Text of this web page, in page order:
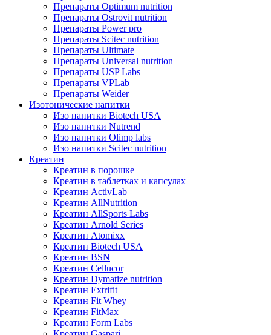
Препараты Optimum nutrition
Препараты Ostrovit nutrition
Препараты Power pro
Препараты Scitec nutrition
Препараты Ultimate
Препараты Universal nutrition
Препараты USP Labs
Препараты VPLab
Препараты Weider
Изотонические напитки
Изо напитки Biotech USA
Изо напитки Nutrend
Изо напитки Olimp labs
Изо напитки Scitec nutrition
Креатин
Креатин в порошке
Креатин в таблетках и капсулах
Креатин ActivLab
Креатин AllNutrition
Креатин AllSports Labs
Креатин Arnold Series
Креатин Atomixx
Креатин Biotech USA
Креатин BSN
Креатин Cellucor
Креатин Dymatize nutrition
Креатин Extrifit
Креатин Fit Whey
Креатин FitMax
Креатин Form Labs